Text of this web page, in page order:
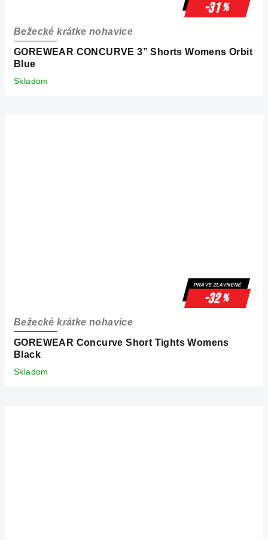
-31%
GOREWEAR CONCURVE 3” Shorts Womens Orbit
Blue
Bežecké krátke nohavice
Skladom
PRÁVE ZĽAVNENÉ
-32%
GOREWEAR Concurve Short Tights Womens
Black
Bežecké krátke nohavice
Skladom